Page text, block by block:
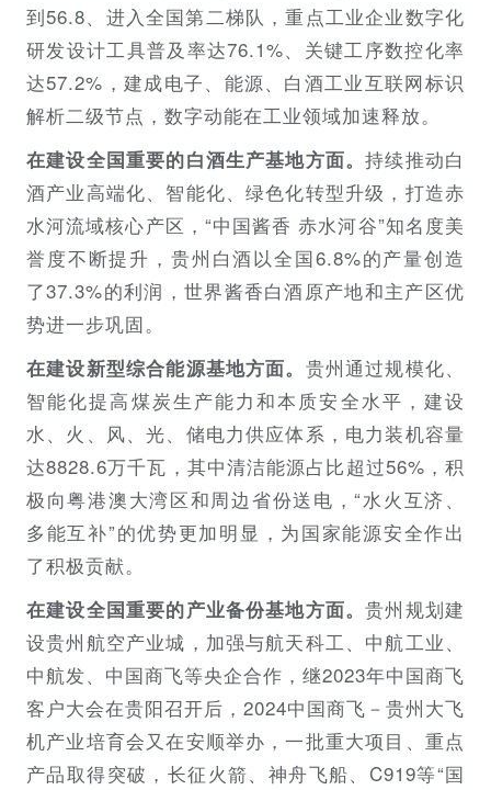
到56.8、进入全国第二梯队，重点工业企业数字化
研发设计工具普及率达76.1%、关键工序数控化率
达57.2%，建成电子、能源、白酒工业互联网标识
解析二级节点，数字动能在工业领域加速释放。
在建设全国重要的白酒生产基地方面。持续推动白
酒产业高端化、智能化、绿色化转型升级，打造赤
水河流域核心产区，“中国酱香 赤水河谷”知名度美
誉度不断提升，贵州白酒以全国6.8%的产量创造
了37.3%的利润，世界酱香白酒原产地和主产区优
势进一步巩固。
在建设新型综合能源基地方面。 贵州通过规模化、
智能化提高煤炭生产能力和本质安全水平，建设
水、火、风、光、储电力供应体系，电力装机容量
达8828.6万千瓦，其中清洁能源占比超过56%，积
极向粤港澳大湾区和周边省份送电，“水火互济、
多能互补”的优势更加明显，为国家能源安全作出
了积极贡献。
在建设全国重要的产业备份基地方面。贵州规划建
设贵州航空产业城，加强与航天科工、中航工业、
中航发、中国商飞等央企合作，继2023年中国商飞
客户大会在贵阳召开后，2024中国商飞－贵州大飞
机产业培育会又在安顺举办，一批重大项目、重点
产品取得突破，长征火箭、神舟飞船、C919等“国